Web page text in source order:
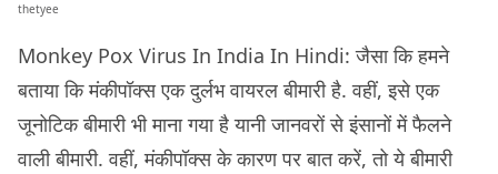
thetyee
Monkey Pox Virus In India In Hindi: जैसा कि हमने
बताया कि मंकीपॉक्स एक दुर्लभ वायरल बीमारी है. वहीं, इसे एक
जूनोटिक बीमारी भी माना गया है यानी जानवरों से इंसानों में फैलने
वाली बीमारी. वहीं, मंकीपॉक्स के कारण पर बात करें, तो ये बीमारी